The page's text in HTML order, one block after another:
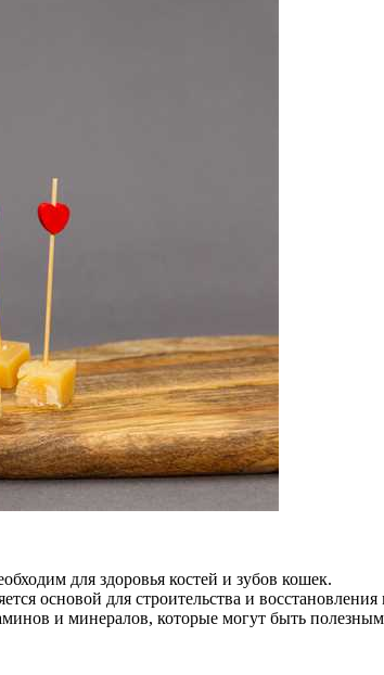
для здоровья костей и зубов кошек.
основой для строительства и
и минералов, которые могут быть